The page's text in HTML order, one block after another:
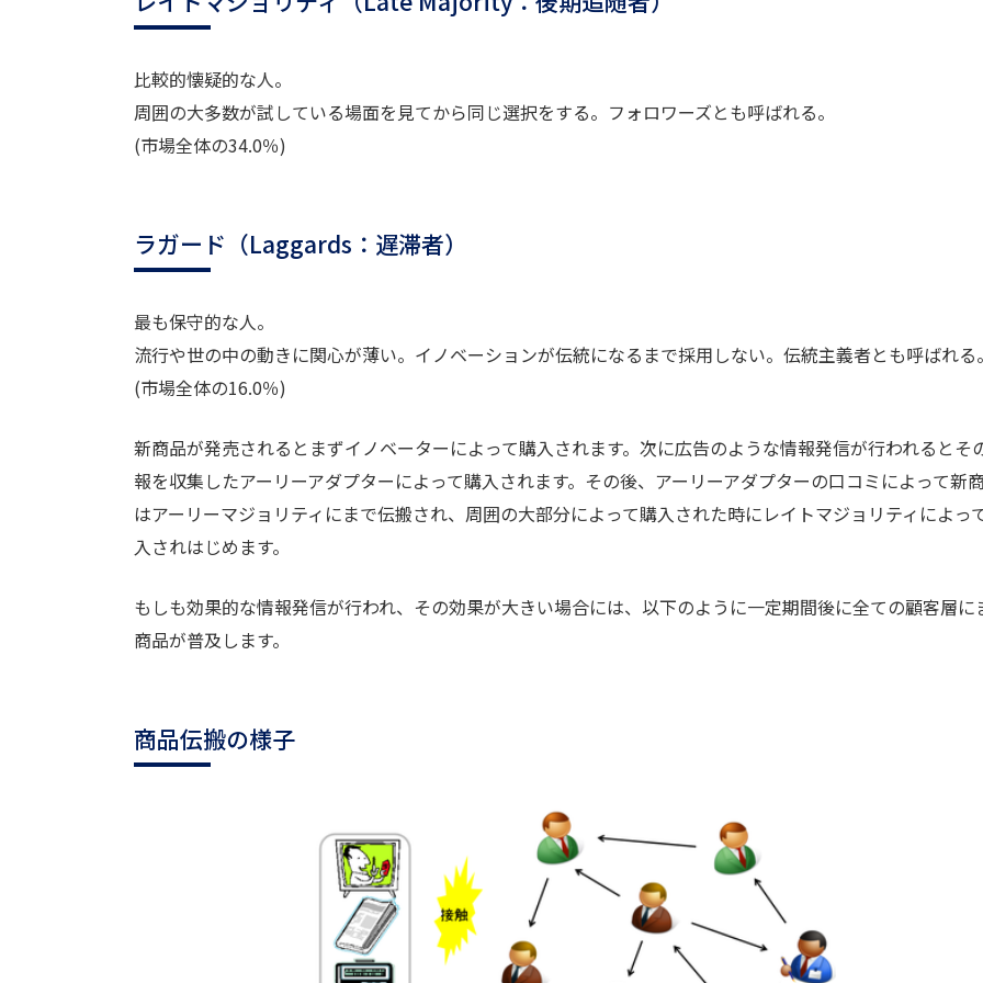
比較的懐疑的な人。
周囲の大多数が試している場面を見てから同じ選択をする。フォロワーズとも呼ばれる。
(市場全体の34.0％)
ラガード（Laggards：遅滞者）
最も保守的な人。
流行や世の中の動きに関心が薄い。イノベーションが伝統になるまで採用しない。伝統主義者とも呼ばれる。
(市場全体の16.0％)
新商品が発売されるとまずイノベーターによって購入されます。次に広告のような情報発信が行われるとそ
報を収集したアーリーアダプターによって購入されます。その後、アーリーアダプターの口コミによって新
はアーリーマジョリティにまで伝搬され、周囲の大部分によって購入された時にレイトマジョリティによっ
入されはじめます。
もしも効果的な情報発信が行われ、その効果が大きい場合には、以下のように一定期間後に全ての顧客層に
商品が普及します。
商品伝搬の様子